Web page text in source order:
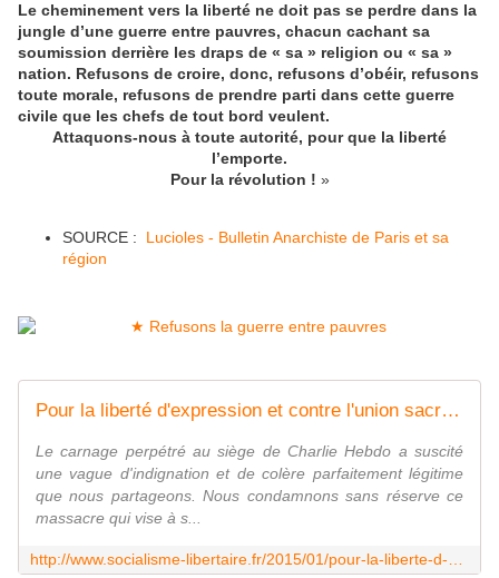
Le cheminement vers la liberté ne doit pas se perdre dans la
jungle d’une guerre entre pauvres, chacun cachant sa
soumission derrière les draps de « sa » religion ou « sa »
nation. Refusons de croire, donc, refusons d’obéir, refusons
toute morale, refusons de prendre parti dans cette guerre
civile que les chefs de tout bord veulent.
Attaquons-nous à toute autorité, pour que la liberté
l’emporte.
Pour la révolution ! »
SOURCE : Lucioles - Bulletin Anarchiste de Paris et sa
région
Pour la liberté d'expression et contre l'union sacrée - Socialisme libertaire
Le carnage perpétré au siège de Charlie Hebdo a suscité
une vague d'indignation et de colère parfaitement légitime
que nous partageons. Nous condamnons sans réserve ce
massacre qui vise à s...